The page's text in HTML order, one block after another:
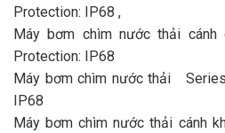
Protection: IP68 ,
Máy bơm chìm nước thải
Protection: IP68
Máy bơm chìm nước thải
IP68
Máy bơm chìm nước thải cánh